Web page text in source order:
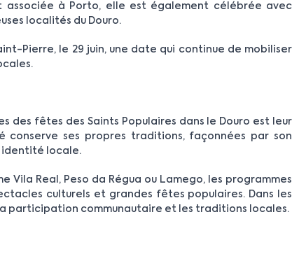
associée à Porto, elle est également célébrée avec
localités du Douro.
Pierre, le 29 juin, une date qui continue de mobiliser
des fêtes des Saints Populaires dans le Douro est leur
conserve ses propres traditions, façonnées par son
identité locale.
Vila Real, Peso da Régua ou Lamego, les programmes
culturels et grandes fêtes populaires. Dans les
participation communautaire et les traditions locales.